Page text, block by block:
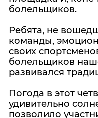
болельщиков.
Ребята, не
команды,
своих
болельщиков
развивался
Погода в этот
удивительно
позволило